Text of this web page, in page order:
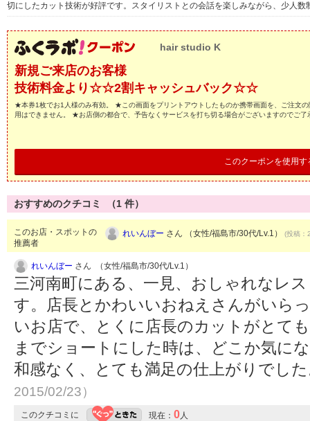
切にしたカット技術が好評です。スタイリストとの会話を楽しみながら、少人
hair studio K
新規ご来店のお客様
技術料金より☆☆2割キャッシュバック☆☆
★本券1枚でお1人様のみ有効。 ★この画面をプリントアウトしたものか携帯画面を、ご注文
用はできません。 ★お店側の都合で、予告なくサービスを打ち切る場合がございますのでご了
このクーポンを使用す
おすすめのクチコミ （1 件）
このお店・スポットの
推薦者
れいんぼー さん （女性/福島市/30代/Lv.1） (投稿
れいんぼー さん （女性/福島市/30代/Lv.1）
三河南町にある、一見、おしゃれなレ
す。店長とかわいいおねえさんがいら
いお店で、とくに店長のカットがとて
までショートにした時は、どこか気に
和感なく、とても満足の仕上がりでし
2015/02/23）
このクチコミに 現在： 0人